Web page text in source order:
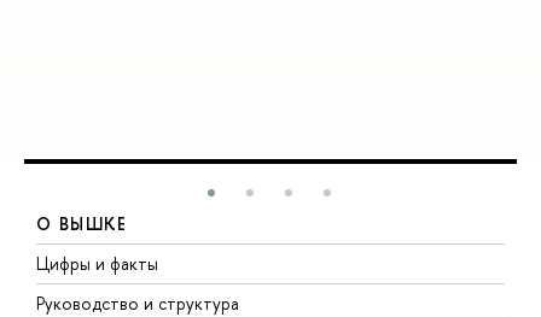
О ВЫШКЕ
Цифры и факты
Руководство и структура